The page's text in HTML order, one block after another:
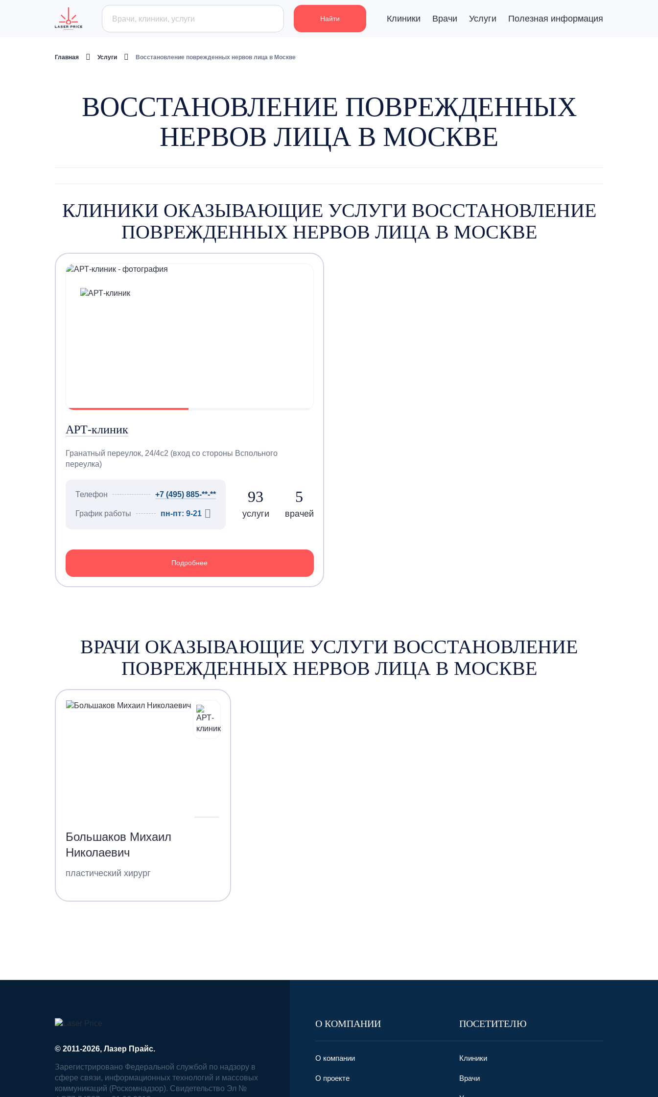
Найти Клиники Врачи Услуги Полезная информация
Главная Услуги Восстановление поврежденных нервов лица в Москве
ВОССТАНОВЛЕНИЕ ПОВРЕЖДЕННЫХ
НЕРВОВ ЛИЦА В МОСКВЕ
КЛИНИКИ ОКАЗЫВАЮЩИЕ УСЛУГИ ВОССТАНОВЛЕНИЕ
ПОВРЕЖДЕННЫХ НЕРВОВ ЛИЦА В МОСКВЕ
АРТ-клиник
Гранатный переулок, 24/4с2 (вход со стороны Вспольного
переулка)
Телефон +7 (495) 885-**-**
График работы пн-пт: 9-21
93
услуги
5
врачей
Подробнее
ВРАЧИ ОКАЗЫВАЮЩИЕ УСЛУГИ ВОССТАНОВЛЕНИЕ
ПОВРЕЖДЕННЫХ НЕРВОВ ЛИЦА В МОСКВЕ
Большаков Михаил
Николаевич
пластический хирург
© 2011-2026, Лазер Прайс.
Зарегистрировано Федеральной службой по надзору в
сфере связи, информационных технологий и массовых
коммуникаций (Роскомнадзор). Свидетельство Эл №
О КОМПАНИИ
О компании
О проекте
ПОСЕТИТЕЛЮ
Клиники
Врачи